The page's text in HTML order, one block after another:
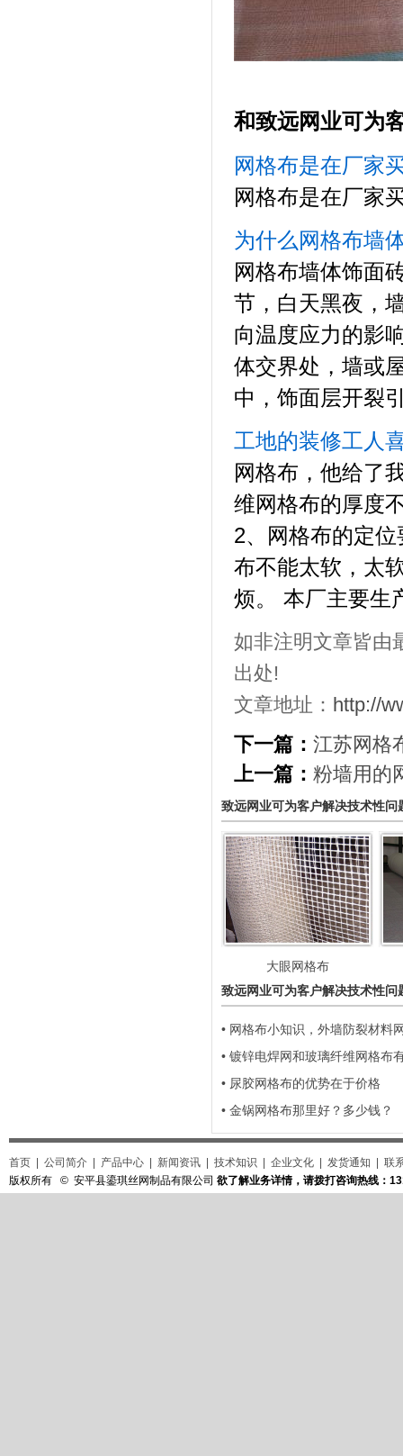
和致远网业可为
网格布是在厂家
网格布是在厂家
为什么网格布墙
网格布墙体饰面
节，白天黑夜，
向温度应力的影
体交界处，墙或
中，饰面层开裂
工地的装修工人
网格布，他给了
维网格布的厚度
2、网格布的定
布不能太软，太
烦。 本厂主要生
如非注明文章皆由
出处!
文章地址： http://
下一篇： 江苏网格
上一篇： 粉墙用的
致远网业可为客户解决技术性问
大眼网格布
致远网业可为客户解决技术性问
• 网格布小知识，外墙防裂材料
• 镀锌电焊网和玻璃纤维网格布
• 尿胶网格布的优势在于价格
• 金锅网格布那里好？多少钱？
首页 公司简介 产品中心 新闻资讯 技术知识 企业文化 发货通知
联
版权所有 © 安平县鎏琪丝网制品有限公司 欲了解业务详情，请拨打咨询热线：